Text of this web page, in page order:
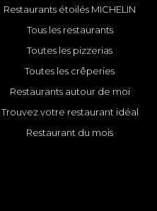
Restaurants étoilés MICHELIN
Tous les restaurants
Toutes les pizzerias
Toutes les crêperies
Restaurants autour de moi
Trouvez votre restaurant idéal
Restaurant du mois